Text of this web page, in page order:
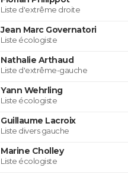
Liste d'extrême droite
Jean Marc Governatori
Liste écologiste
Nathalie Arthaud
Liste d'extrême-gauche
Yann Wehrling
Liste écologiste
Guillaume Lacroix
Liste divers gauche
Marine Cholley
Liste écologiste